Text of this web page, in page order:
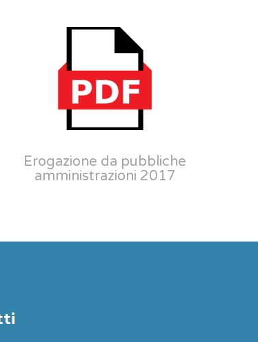
Erogazione da pubbliche
amministrazioni 2017